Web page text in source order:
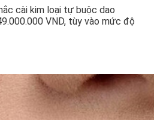
cài kim loại tự buộc dao
VND, tùy vào mức độ